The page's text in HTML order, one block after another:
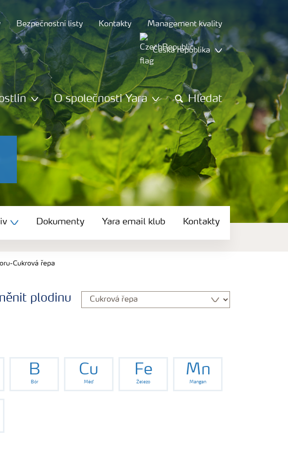
Bezpečnostní listy Kontakty Management kvality
Česká republika
O společnosti Yara Hledat
Dokumenty Yara email klub Kontakty
Cukrová řepa
plodinu
B
Bór
Cu
Měď
Fe
Železo
Mn
Mangan